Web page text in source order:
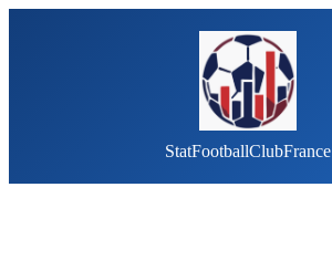
StatFootballClubFrance